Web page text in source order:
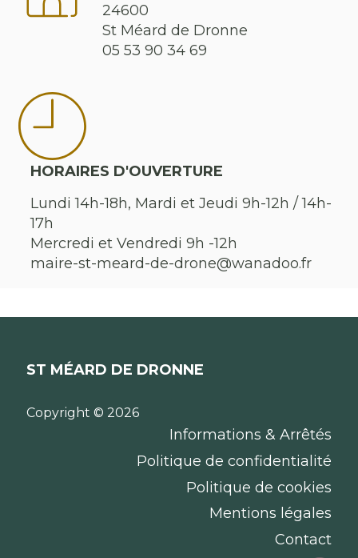
24600
St Méard de Dronne
05 53 90 34 69
HORAIRES D'OUVERTURE
Lundi 14h-18h, Mardi et Jeudi 9h-12h / 14h-
17h
Mercredi et Vendredi 9h -12h
maire-st-meard-de-drone@wanadoo.fr
ST MÉARD DE DRONNE
Copyright © 2026
Informations & Arrêtés
Politique de confidentialité
Politique de cookies
Mentions légales
Contact